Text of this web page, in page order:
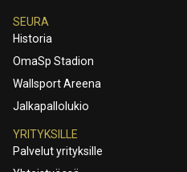
SEURA
Historia
OmaSp Stadion
Wallsport Areena
Jalkapallolukio
YRITYKSILLE
Palvelut yrityksille